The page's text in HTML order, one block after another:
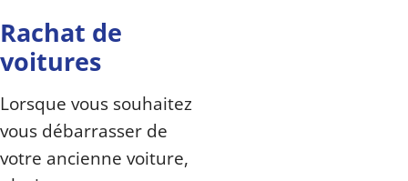
Rachat de
voitures
Lorsque vous souhaitez
vous débarrasser de
votre ancienne voiture,